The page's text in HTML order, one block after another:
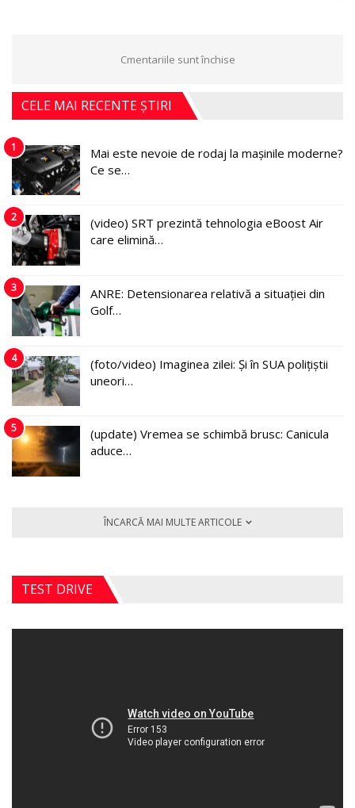
Cmentariile sunt închise
CELE MAI RECENTE ȘTIRI
1
Mai este nevoie de rodaj la mașinile moderne?
Ce se…
2
(video) SRT prezintă tehnologia eBoost Air
care elimină…
3
ANRE: Detensionarea relativă a situației din
Golf…
4
(foto/video) Imaginea zilei: Și în SUA polițiștii
uneori…
5
(update) Vremea se schimbă brusc: Canicula
aduce…
ÎNCARCĂ MAI MULTE ARTICOLE
TEST DRIVE